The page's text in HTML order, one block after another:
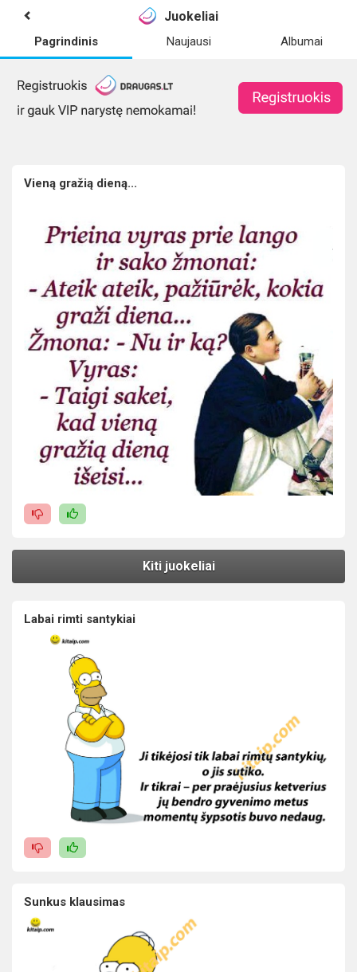
Juokeliai
Pagrindinis Naujausi Albumai
Vieną gražią dieną...
Kiti juokeliai
Labai rimti santykiai
Sunkus klausimas